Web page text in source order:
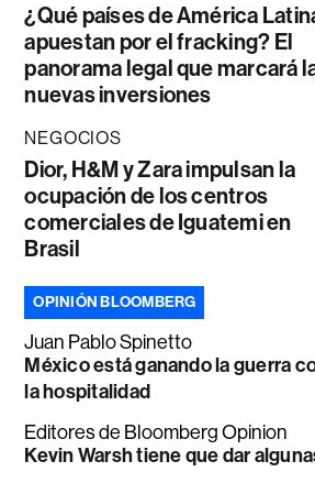
¿Qué países de América
apuestan por el fracking? El
panorama legal que marcará
nuevas inversiones
NEGOCIOS
Dior, H&M y Zara impulsan la
ocupación de los centros
comerciales de Iguatemi en
Brasil
OPINIÓN BLOOMBERG
Juan Pablo Spinetto
México está ganando la guerra
la hospitalidad
Editores de Bloomberg Opinion
Kevin Warsh tiene que dar